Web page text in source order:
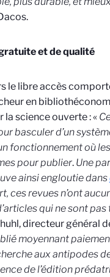
et de qualité
le libre accès
en
la science ouverte : «
basculer d’un
fonctionnement où
pour publier. Une
ainsi engloutie dans
ces revues n’ont
qui ne sont
directeur général
moyennant
aux antipodes
de l’édition